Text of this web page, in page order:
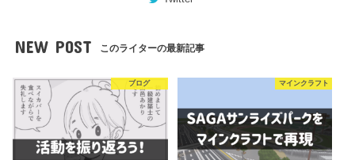
NEW POST このライターの最新記事
ブログ マインクラフト